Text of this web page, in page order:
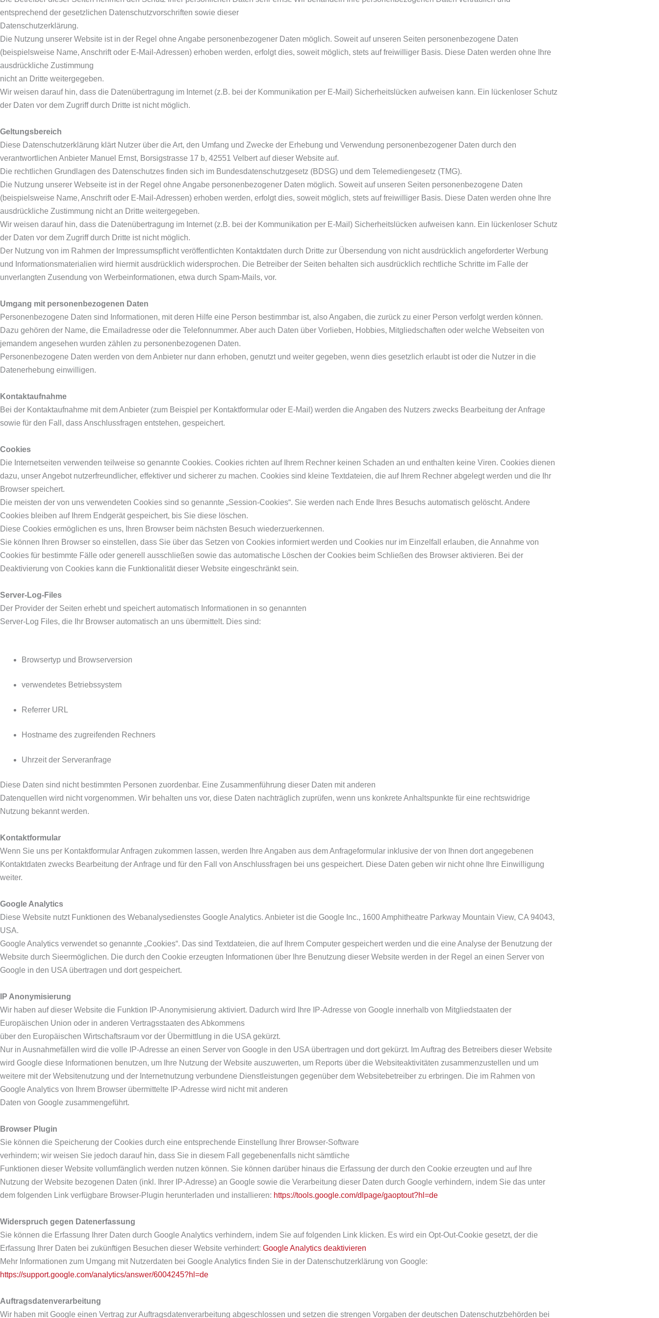
entsprechend der gesetzlichen Datenschutzvorschriften sowie dieser
Datenschutzerklärung.
Die Nutzung unserer Website ist in der Regel ohne Angabe personenbezogener Daten möglich. Soweit auf unseren Seiten personenbezogene Daten
(beispielsweise Name, Anschrift oder E-Mail-Adressen) erhoben werden, erfolgt dies, soweit möglich, stets auf freiwilliger Basis. Diese Daten werden ohne Ihre
ausdrückliche Zustimmung
nicht an Dritte weitergegeben.
Wir weisen darauf hin, dass die Datenübertragung im Internet (z.B. bei der Kommunikation per E-Mail) Sicherheitslücken aufweisen kann. Ein lückenloser Schutz
der Daten vor dem Zugriff durch Dritte ist nicht möglich.
Geltungsbereich
Diese Datenschutzerklärung klärt Nutzer über die Art, den Umfang und Zwecke der Erhebung und Verwendung personenbezogener Daten durch den
verantwortlichen Anbieter Manuel Ernst, Borsigstrasse 17 b, 42551 Velbert auf dieser Website auf.
Die rechtlichen Grundlagen des Datenschutzes finden sich im Bundesdatenschutzgesetz (BDSG) und dem Telemediengesetz (TMG).
Die Nutzung unserer Webseite ist in der Regel ohne Angabe personenbezogener Daten möglich. Soweit auf unseren Seiten personenbezogene Daten
(beispielsweise Name, Anschrift oder E-Mail-Adressen) erhoben werden, erfolgt dies, soweit möglich, stets auf freiwilliger Basis. Diese Daten werden ohne Ihre
ausdrückliche Zustimmung nicht an Dritte weitergegeben.
Wir weisen darauf hin, dass die Datenübertragung im Internet (z.B. bei der Kommunikation per E-Mail) Sicherheitslücken aufweisen kann. Ein lückenloser Schutz
der Daten vor dem Zugriff durch Dritte ist nicht möglich.
Der Nutzung von im Rahmen der Impressumspflicht veröffentlichten Kontaktdaten durch Dritte zur Übersendung von nicht ausdrücklich angeforderter Werbung
und Informationsmaterialien wird hiermit ausdrücklich widersprochen. Die Betreiber der Seiten behalten sich ausdrücklich rechtliche Schritte im Falle der
unverlangten Zusendung von Werbeinformationen, etwa durch Spam-Mails, vor.
Umgang mit personenbezogenen Daten
Personenbezogene Daten sind Informationen, mit deren Hilfe eine Person bestimmbar ist, also Angaben, die zurück zu einer Person verfolgt werden können.
Dazu gehören der Name, die Emailadresse oder die Telefonnummer. Aber auch Daten über Vorlieben, Hobbies, Mitgliedschaften oder welche Webseiten von
jemandem angesehen wurden zählen zu personenbezogenen Daten.
Personenbezogene Daten werden von dem Anbieter nur dann erhoben, genutzt und weiter gegeben, wenn dies gesetzlich erlaubt ist oder die Nutzer in die
Datenerhebung einwilligen.
Kontaktaufnahme
Bei der Kontaktaufnahme mit dem Anbieter (zum Beispiel per Kontaktformular oder E-Mail) werden die Angaben des Nutzers zwecks Bearbeitung der Anfrage
sowie für den Fall, dass Anschlussfragen entstehen, gespeichert.
Cookies
Die Internetseiten verwenden teilweise so genannte Cookies. Cookies richten auf Ihrem Rechner keinen Schaden an und enthalten keine Viren. Cookies dienen
dazu, unser Angebot nutzerfreundlicher, effektiver und sicherer zu machen. Cookies sind kleine Textdateien, die auf Ihrem Rechner abgelegt werden und die Ihr
Browser speichert.
Die meisten der von uns verwendeten Cookies sind so genannte „Session-Cookies“. Sie werden nach Ende Ihres Besuchs automatisch gelöscht. Andere
Cookies bleiben auf Ihrem Endgerät gespeichert, bis Sie diese löschen.
Diese Cookies ermöglichen es uns, Ihren Browser beim nächsten Besuch wiederzuerkennen.
Sie können Ihren Browser so einstellen, dass Sie über das Setzen von Cookies informiert werden und Cookies nur im Einzelfall erlauben, die Annahme von
Cookies für bestimmte Fälle oder generell ausschließen sowie das automatische Löschen der Cookies beim Schließen des Browser aktivieren. Bei der
Deaktivierung von Cookies kann die Funktionalität dieser Website eingeschränkt sein.
Server-Log-Files
Der Provider der Seiten erhebt und speichert automatisch Informationen in so genannten
Server-Log Files, die Ihr Browser automatisch an uns übermittelt. Dies sind:
Browsertyp und Browserversion
verwendetes Betriebssystem
Referrer URL
Hostname des zugreifenden Rechners
Uhrzeit der Serveranfrage
Diese Daten sind nicht bestimmten Personen zuordenbar. Eine Zusammenführung dieser Daten mit anderen
Datenquellen wird nicht vorgenommen. Wir behalten uns vor, diese Daten nachträglich zuprüfen, wenn uns konkrete Anhaltspunkte für eine rechtswidrige
Nutzung bekannt werden.
Kontaktformular
Wenn Sie uns per Kontaktformular Anfragen zukommen lassen, werden Ihre Angaben aus dem Anfrageformular inklusive der von Ihnen dort angegebenen
Kontaktdaten zwecks Bearbeitung der Anfrage und für den Fall von Anschlussfragen bei uns gespeichert. Diese Daten geben wir nicht ohne Ihre Einwilligung
weiter.
Google Analytics
Diese Website nutzt Funktionen des Webanalysedienstes Google Analytics. Anbieter ist die Google Inc., 1600 Amphitheatre Parkway Mountain View, CA 94043,
USA.
Google Analytics verwendet so genannte „Cookies“. Das sind Textdateien, die auf Ihrem Computer gespeichert werden und die eine Analyse der Benutzung der
Website durch Sieermöglichen. Die durch den Cookie erzeugten Informationen über Ihre Benutzung dieser Website werden in der Regel an einen Server von
Google in den USA übertragen und dort gespeichert.
IP Anonymisierung
Wir haben auf dieser Website die Funktion IP-Anonymisierung aktiviert. Dadurch wird Ihre IP-Adresse von Google innerhalb von Mitgliedstaaten der
Europäischen Union oder in anderen Vertragsstaaten des Abkommens
über den Europäischen Wirtschaftsraum vor der Übermittlung in die USA gekürzt.
Nur in Ausnahmefällen wird die volle IP-Adresse an einen Server von Google in den USA übertragen und dort gekürzt. Im Auftrag des Betreibers dieser Website
wird Google diese Informationen benutzen, um Ihre Nutzung der Website auszuwerten, um Reports über die Websiteaktivitäten zusammenzustellen und um
weitere mit der Websitenutzung und der Internetnutzung verbundene Dienstleistungen gegenüber dem Websitebetreiber zu erbringen. Die im Rahmen von
Google Analytics von Ihrem Browser übermittelte IP-Adresse wird nicht mit anderen
Daten von Google zusammengeführt.
Browser Plugin
Sie können die Speicherung der Cookies durch eine entsprechende Einstellung Ihrer Browser-Software
verhindern; wir weisen Sie jedoch darauf hin, dass Sie in diesem Fall gegebenenfalls nicht sämtliche
Funktionen dieser Website vollumfänglich werden nutzen können. Sie können darüber hinaus die Erfassung der durch den Cookie erzeugten und auf Ihre
Nutzung der Website bezogenen Daten (inkl. Ihrer IP-Adresse) an Google sowie die Verarbeitung dieser Daten durch Google verhindern, indem Sie das unter
dem folgenden Link verfügbare Browser-Plugin herunterladen und installieren: https://tools.google.com/dlpage/gaoptout?hl=de
Widerspruch gegen Datenerfassung
Sie können die Erfassung Ihrer Daten durch Google Analytics verhindern, indem Sie auf folgenden Link klicken. Es wird ein Opt-Out-Cookie gesetzt, der die
Erfassung Ihrer Daten bei zukünftigen Besuchen dieser Website verhindert: Google Analytics deaktivieren
Mehr Informationen zum Umgang mit Nutzerdaten bei Google Analytics finden Sie in der Datenschutzerklärung von Google:
https://support.google.com/analytics/answer/6004245?hl=de
Auftragsdatenverarbeitung
Wir haben mit Google einen Vertrag zur Auftragsdatenverarbeitung abgeschlossen und setzen die strengen Vorgaben der deutschen Datenschutzbehörden bei